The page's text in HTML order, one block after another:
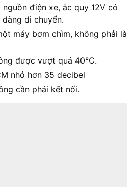
điện xe, ắc quy 12V có
di chuyển.
máy bơm chìm, không phải là
được vượt quá 40°C.
nhỏ hơn 35 decibel
cần phải kết nối.